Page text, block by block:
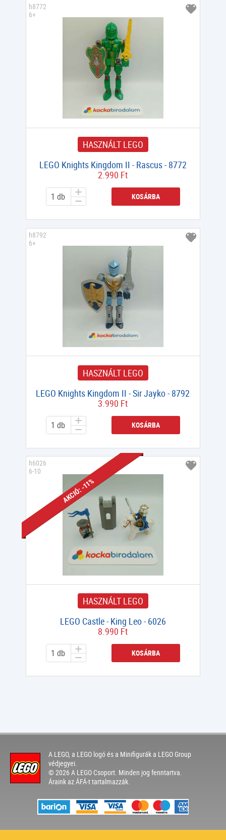
HASZNÁLT LEGO
LEGO Knights Kingdom II - Rascus - 8772
2.990 Ft
KOSÁRBA
h8772
6+
HASZNÁLT LEGO
LEGO Knights Kingdom II - Sir Jayko - 8792
3.990 Ft
KOSÁRBA
h8792
6+
AKCIÓ: -11%
HASZNÁLT LEGO
LEGO Castle - King Leo - 6026
8.990 Ft
KOSÁRBA
h6026
6-10
A LEGO, a LEGO logó és a Minifigurák a LEGO Group
védjegyei.
© 2026 A LEGO Csoport. Minden jog fenntartva.
Áraink az ÁFÁ-t tartalmazzák.